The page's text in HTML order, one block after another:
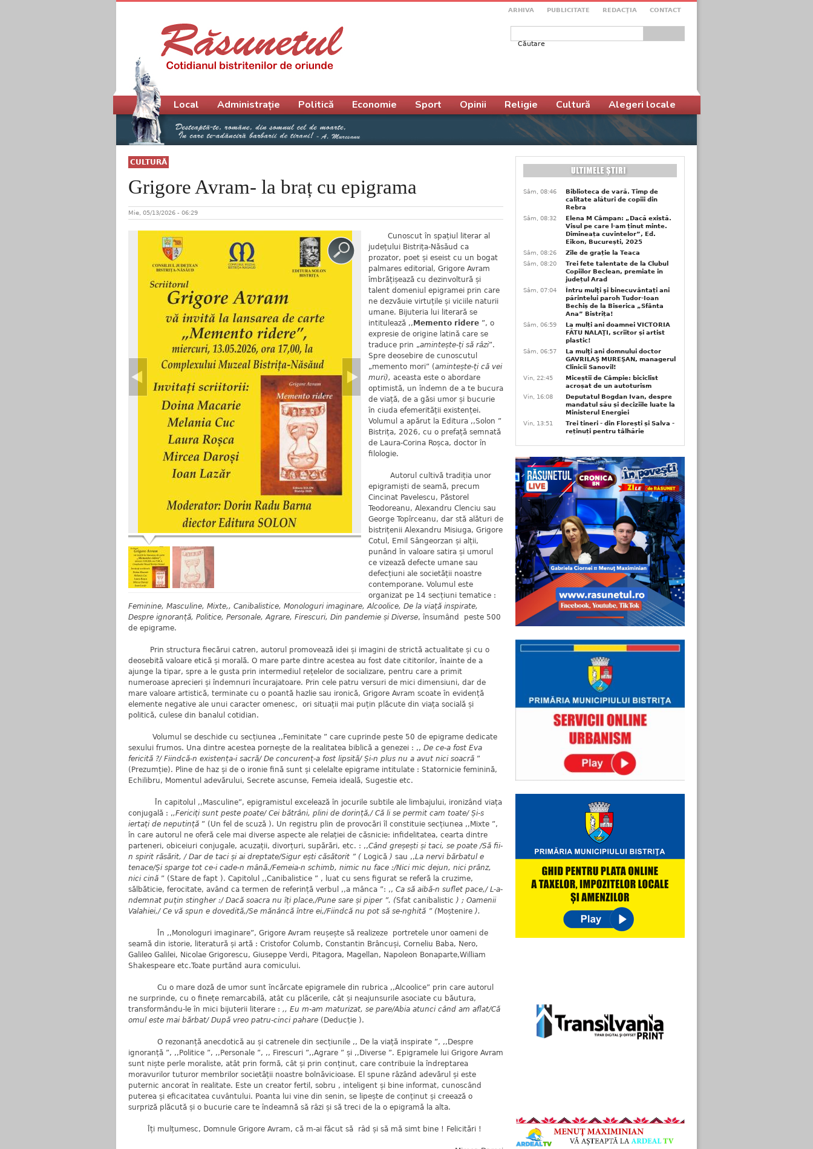
ARHIVA PUBLICITATE REDACŢIA CONTACT
Formular de căutare
CULTURĂ
Grigore Avram- la braț cu epigrama
Mie, 05/13/2026 - 06:29
Cunoscut în spațiul literar al
județului Bistrița-Năsăud ca
prozator, poet și eseist cu un bogat
palmares editorial, Grigore Avram
îmbrățișează cu dezinvoltură și
talent domeniul epigramei prin care
ne dezvăuie virtuțile și viciile naturii
umane. Bijuteria lui literară se
intitulează ,, Memento ridere ”, o
expresie de origine latină care se
traduce prin „amintește-ți să râzi”.
Spre deosebire de cunoscutul
„memento mori” (amintește-ți că vei
muri), aceasta este o abordare
optimistă, un îndemn de a te bucura
de viață, de a găsi umor și bucurie
în ciuda efemerității existenței.
Volumul a apărut la Editura ,,Solon ”
Bistrița, 2026, cu o prefață semnată
de Laura-Corina Roșca, doctor în
filologie.
Autorul cultivă tradiția unor
epigramiști de seamă, precum
Cincinat Pavelescu, Păstorel
Teodoreanu, Alexandru Clenciu sau
George Topîrceanu, dar stă alături de
bistrițenii Alexandru Misiuga, Grigore
Cotul, Emil Sângeorzan și alții,
punând în valoare satira și umorul
ce vizează defecte umane sau
defecțiuni ale societății noastre
contemporane. Volumul este
organizat pe 14 secțiuni tematice :
Feminine, Masculine, Mixte,, Canibalistice, Monologuri imaginare, Alcoolice, De la viață inspirate,
Despre ignoranță, Politice, Personale, Agrare, Firescuri, Din pandemie și Diverse, însumând peste 500
de epigrame.
Prin structura fiecărui catren, autorul promovează idei și imagini de strictă actualitate și cu o
deosebită valoare etică și morală. O mare parte dintre acestea au fost date cititorilor, înainte de a
ajunge la tipar, spre a le gusta prin intermediul rețelelor de socializare, pentru care a primit
numeroase aprecieri și îndemnuri încurajatoare. Prin cele patru versuri de mici dimensiuni, dar de
mare valoare artistică, terminate cu o poantă hazlie sau ironică, Grigore Avram scoate în evidență
elemente negative ale unui caracter omenesc, ori situații mai puțin plăcute din viața socială și
politică, culese din banalul cotidian.
Volumul se deschide cu secțiunea ,,Feminitate ” care cuprinde peste 50 de epigrame dedicate
sexului frumos. Una dintre acestea pornește de la realitatea biblică a genezei : ,, De ce-a fost Eva
fericită ?/ Fiindcă-n existența-i sacră/ De concurenț-a fost lipsită/ Și-n plus nu a avut nici soacră ”
(Prezumție). Pline de haz și de o ironie fină sunt și celelalte epigrame intitulate : Statornicie feminină,
Echilibru, Momentul adevărului, Secrete ascunse, Femeia ideală, Sugestie etc.
În capitolul ,,Masculine”, epigramistul excelează în jocurile subtile ale limbajului, ironizând viața
conjugală : ,,Fericiți sunt peste poate/ Cei bătrâni, plini de dorință,/ Că li se permit cam toate/ Și-s
iertați de neputință ” (Un fel de scuză ). Un registru plin de provocări îl constituie secțiunea ,,Mixte ”,
în care autorul ne oferă cele mai diverse aspecte ale relației de căsnicie: infidelitatea, cearta dintre
parteneri, obiceiuri conjugale, acuzații, divorțuri, supărări, etc. : ,,Când greșești și taci, se poate /Să fii-
n spirit răsărit, / Dar de taci și ai dreptate/Sigur ești căsătorit ” ( Logică ) sau ,,La nervi bărbatul e
tenace/Și sparge tot ce-i cade-n mână./Femeia-n schimb, nimic nu face :/Nici mic dejun, nici prânz,
nici cină ” (Stare de fapt ). Capitolul ,,Canibalistice ” , luat cu sens figurat se referă la cruzime,
sălbăticie, ferocitate, având ca termen de referință verbul ,,a mânca ”: ,, Ca să aibă-n suflet pace,/ L-a-
ndemnat puțin stingher :/ Dacă soacra nu îți place,/Pune sare și piper ”. (Sfat canibalistic ) ; Oamenii
Valahiei,/ Ce vă spun e dovedită,/Se mănâncă între ei,/Fiindcă nu pot să se-nghită ” (Moștenire ).
În ,,Monologuri imaginare”, Grigore Avram reușește să realizeze portretele unor oameni de
seamă din istorie, literatură și artă : Cristofor Columb, Constantin Brâncuși, Corneliu Baba, Nero,
Galileo Galilei, Nicolae Grigorescu, Giuseppe Verdi, Pitagora, Magellan, Napoleon Bonaparte,William
Shakespeare etc.Toate purtând aura comicului.
Cu o mare doză de umor sunt încărcate epigramele din rubrica ,,Alcoolice” prin care autorul
ne surprinde, cu o finețe remarcabilă, atât cu plăcerile, cât și neajunsurile asociate cu băutura,
transformându-le în mici bijuterii literare : ,, Eu m-am maturizat, se pare/Abia atunci când am aflat/Că
omul este mai bărbat/ După vreo patru-cinci pahare (Deducție ).
O rezonanță anecdotică au și catrenele din secțiunile ,, De la viață inspirate ”, ,,Despre
ignoranță ”, ,,Politice ”, ,,Personale ”, ,, Firescuri ”,,Agrare ” și ,,Diverse ”. Epigramele lui Grigore Avram
sunt niște perle moraliste, atât prin formă, cât și prin conținut, care contribuie la îndreptarea
moravurilor tuturor membrilor societății noastre bolnăvicioase. El spune râzând adevărul și este
puternic ancorat în realitate. Este un creator fertil, sobru , inteligent și bine informat, cunoscând
puterea și eficacitatea cuvântului. Poanta lui vine din senin, se lipește de conținut și creează o
surpriză plăcută și o bucurie care te îndeamnă să râzi și să treci de la o epigramă la alta.
Îți mulțumesc, Domnule Grigore Avram, că m-ai făcut să râd și să mă simt bine ! Felicitări !
Meniu principal
Local Administrație Politică Economie Sport Opinii Religie Cultură Alegeri locale
Sâm, 08:46
Biblioteca de vară. Timp de
calitate alături de copiii din
Rebra
Sâm, 08:32
Elena M Câmpan: „Dacă există.
Visul pe care l-am ținut minte.
Dimineața cuvintelor”, Ed.
Eikon, București, 2025
Sâm, 08:26
Zile de grație la Teaca
Sâm, 08:20
Trei fete talentate de la Clubul
Copiilor Beclean, premiate in
județul Arad
Sâm, 07:04
Întru mulţi şi binecuvântați ani
părintelui paroh Tudor-Ioan
Bechiș de la Biserica „Sfânta
Ana” Bistrița!
Sâm, 06:59
La mulți ani doamnei VICTORIA
FĂTU NALAŢI, scriitor și artist
plastic!
Sâm, 06:57
La mulţi ani domnului doctor
GAVRILAŞ MUREŞAN, managerul
Clinicii Sanovil!
Vin, 22:45
Miceștii de Câmpie: biciclist
acroșat de un autoturism
Vin, 16:08
Deputatul Bogdan Ivan, despre
mandatul său și deciziile luate la
Ministerul Energiei
Vin, 13:51
Trei tineri - din Florești și Salva -
reținuți pentru tâlhărie